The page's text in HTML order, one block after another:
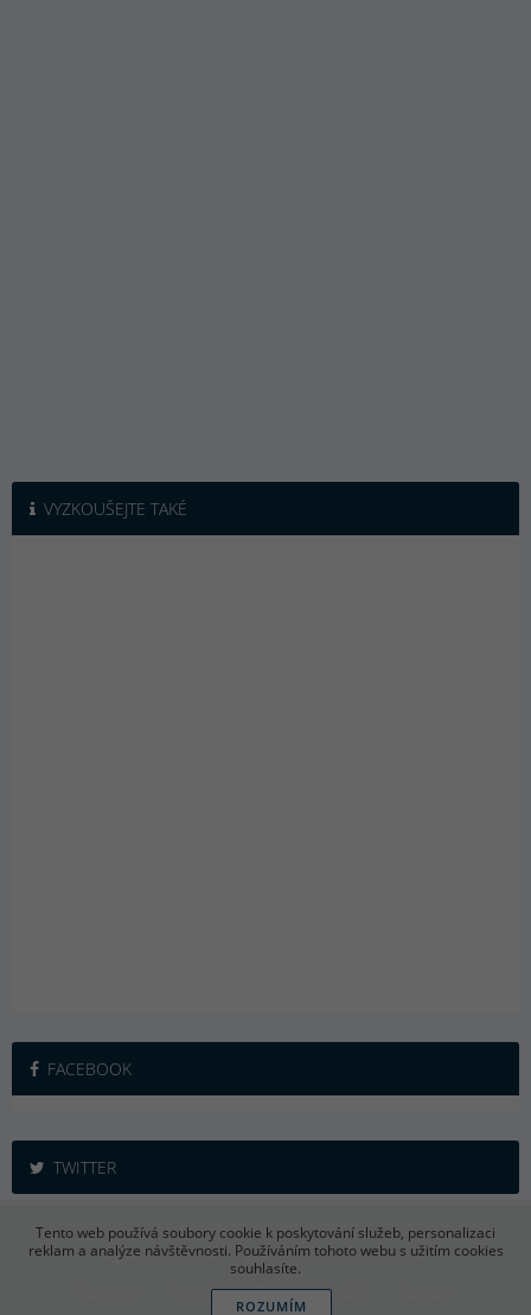
VYZKOUŠEJTE TAKÉ
FACEBOOK
TWITTER
Partneři Podmínky použití
iSport365.cz © 2015 – 2026
Kopírování obsahu je bez souhlasu autora trestné.
Tento web používá soubory cookie k poskytování služeb, personalizaci
reklam a analýze návštěvnosti. Používáním tohoto webu s užitím cookies
souhlasíte.
ROZUMÍM